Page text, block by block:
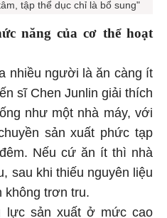
tập thể dục chỉ là bổ sung"
năng của cơ thể hoạt
nhiều người là ăn càng ít
sĩ Chen Junlin giải thích
như một nhà máy, với
sản xuất phức tạp
Nếu cứ ăn ít thì nhà
sau khi thiếu nguyên liệu
trơn tru.
lực sản xuất ở mức cao